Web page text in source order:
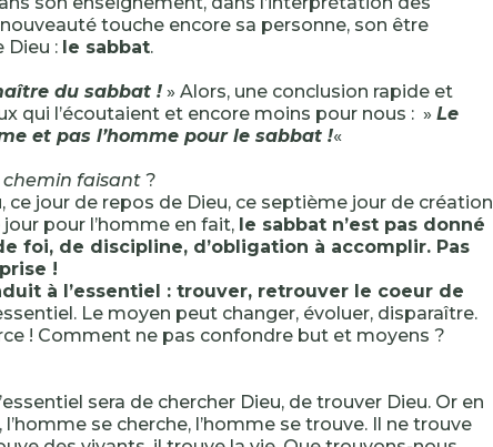
touche encore sa personne, son être
Dieu : le sabbat.
du sabbat ! » Alors, une conclusion rapide et
qui l’écoutaient et encore moins pour nous : » Le
et pas l’homme pour le sabbat !«
chemin faisant ?
ce jour de repos de Dieu, ce septième jour de création
pour l’homme en fait, le sabbat n’est pas donné
foi, de discipline, d’obligation à accomplir. Pas
!
à l’essentiel : trouver, retrouver le coeur de
Le moyen peut changer, évoluer, disparaître.
! Comment ne pas confondre but et moyens ?
sera de chercher Dieu, de trouver Dieu. Or en
se cherche, l’homme se trouve. Il ne trouve